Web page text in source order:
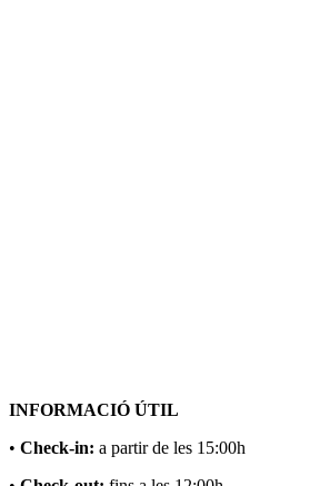
INFORMACIÓ ÚTIL
• Check-in: a partir de les 15:00h